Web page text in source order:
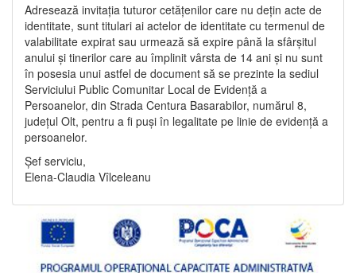
Adresează invitația tuturor cetățenilor care nu dețin acte de
identitate, sunt titulari ai actelor de identitate cu termenul de
valabilitate expirat sau urmează să expire până la sfârșitul
anului și tinerilor care au împlinit vârsta de 14 ani și nu sunt
în posesia unui astfel de document să se prezinte la sediul
Serviciului Public Comunitar Local de Evidență a
Persoanelor, din Strada Centura Basarabilor, numărul 8,
județul Olt, pentru a fi puși în legalitate pe linie de evidență a
persoanelor.
Șef serviciu,
Elena-Claudia Vîlceleanu